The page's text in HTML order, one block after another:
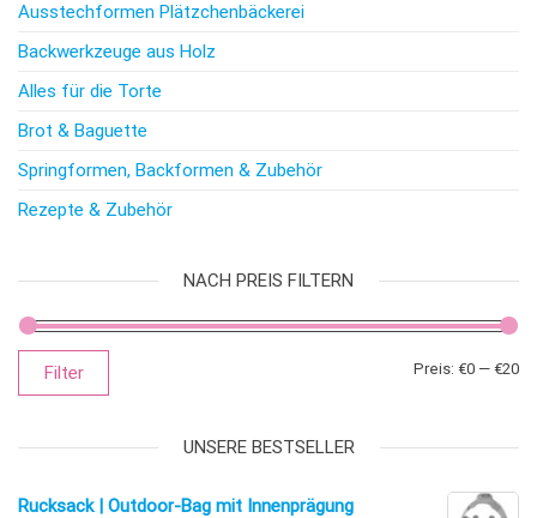
Ausstechformen Plätzchenbäckerei
Backwerkzeuge aus Holz
Alles für die Torte
Brot & Baguette
Springformen, Backformen & Zubehör
Rezepte & Zubehör
NACH PREIS FILTERN
Filter Preis: €0 — €20
UNSERE BESTSELLER
Rucksack | Outdoor-Bag mit Innenprägung